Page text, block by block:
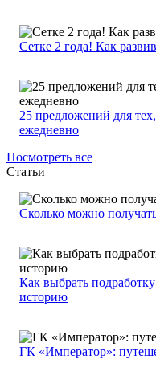
Сетке 2 года! Как
25 предложений для
ежедневно
Посмотреть все
Статьи
Сколько можно
Как выбрать
историю
ГК «Император»: